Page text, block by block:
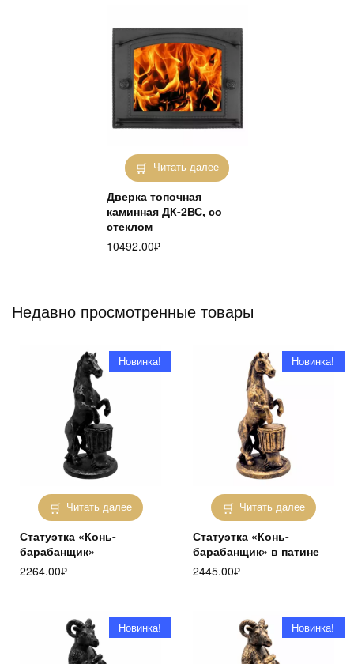
Читать далее
Дверка топочная
каминная ДК-2ВС, со
стеклом
10492.00₽
Недавно просмотренные товары
Читать далее
Новинка!
Статуэтка «Конь-
барабанщик»
2264.00₽
Читать далее
Новинка!
Статуэтка «Конь-
барабанщик» в патине
2445.00₽
Новинка! Новинка!